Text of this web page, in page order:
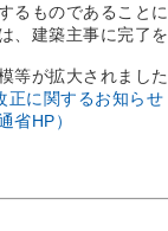
ものであること
建築主事に完了
が拡大されまし
に関するお知らせ
省HP）